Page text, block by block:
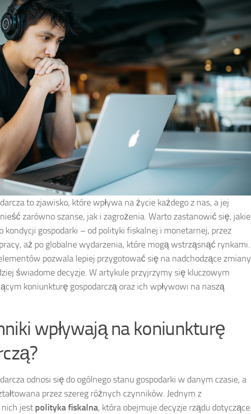
to zjawisko, które wpływa na życie każdego z nas, a jej
zarówno szanse, jak i zagrożenia. Warto zastanowić się, jakie
kondycji gospodarki – od polityki fiskalnej i monetarnej, przez
aż po globalne wydarzenia, które mogą wstrząsnąć rynkami.
pozwala lepiej przygotować się na nadchodzące zmiany
świadome decyzje. W artykule przyjrzymy się kluczowym
koniunkturę gospodarczą oraz ich wpływowi na naszą
wpływają na koniunkturę
odnosi się do ogólnego stanu gospodarki w danym czasie, a
przez szereg różnych czynników. Jednym z
jest polityka fiskalna, która obejmuje decyzje rządu dotyczące